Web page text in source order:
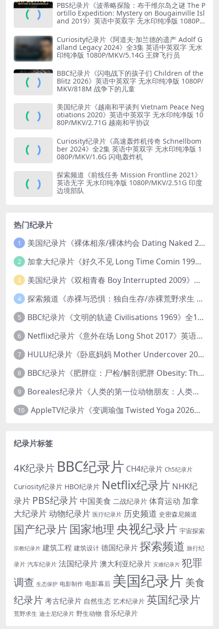
PBS纪录片《波蒂略探险：布干维尔岛之谜 The P
ortillo Expedition: Mystery on Bougainville Isl
and 2019》英语中英双字 无水印纯净版 1080P/
Curiosity纪录片《阿道夫·加兰德的遗产 Adolf G
alland Legacy 2024》全3集 英语中英双字 无水
印纯净版 1080P/MKV/5.14G 王牌飞行员
BBC纪录片《闪电战下的孩子们 Children of the
Blitz 2026》英语中英双字 无水印纯净版 1080P/
MKV/818M 战争下的儿童
美国纪录片《越南和平谈判 Vietnam Peace Neg
otiations 2020》英语中英双字 无水印纯净版 10
80P/MKV/2.71G 越南和平协议
Curiosity纪录片《高速轰炸机传奇 Schnellbom
ber 2024》全2集 英语中英双字 无水印纯净版 1
080P/MKV/1.6G 闪电轰炸机
探索频道《前线任务 Mission Frontline 2021》
英语无字 无水印纯净版 1080P/MKV/2.51G 印度
边境部队
热门纪录片
1 美国纪录片《裸体相亲/裸体约会 Dating Naked 2014-2016》第1-3季全33集 英语中英双字 无水印纯净版 1080P/MKV/85.6G 裸体相亲真人秀
2 加拿大纪录片《好久不见 Long Time Comin 1993》英语中英双字 官方纯净版 1080P/MKV/1G 女同性艺术家
3 美国纪录片《双相青春 Boy Interrupted 2009》英语中英双字 官方纯净版 1080P/MKV/1.43G 青少年躁郁症
4 探索频道《赤裸与恐惧：独自生存/赤裸荒野求生 Naked and Afraid: Solo 2023》第一季全8集 英语中英双字 官方纯净版 高码1080P/MKV/45.4G
5 BBC纪录片《文明的轨迹 Civilisations 1969》全13集 英语中英双字 高清收藏版 1080P/MKV/64.1G 西方艺术史话
6 Netflix纪录片《意外在场 Long Shot 2017》英语中字 720P/NKV/1.06GB 美国谋杀误判案件
7 HULU纪录片《卧底妈妈 Mother Undercover 2023》全4集 英语中英双字 官方纯净版 1080P/MKV/7.6G 拯救孩子
8 BBC纪录片《肥胖症：尸检/解剖肥胖 Obesity: The Post Mortem 2016》英语中英双字 无水印纯净版 1080P/MKV/1.03G
9 Boreales纪录片《人类的第一位动物朋友：人类和狗的神奇故事 Man’s First Friend 2018》英语中英双字 1080P/MP4/1.8G 狗的神奇故事
10 AppleTV纪录片《变调瑜伽 Twisted Yoga 2026》全3集 英语中英双字 无水印纯净版 1080P/MKV/10G 瑜伽大师背后的真相
纪录片标签
4K纪录片 BBC纪录片 CH4纪录片 Ch5纪录片
Curiosity纪录片 HBO纪录片 Netflix纪录片 NHK纪
录片 PBS纪录片 中国美食 二战纪录片 体育运动 加拿
大纪录片动物纪录片 医疗纪录片 历史频道 史密森尼频道
国产纪录片 国家地理 央视纪录片 宇宙探索
宗教纪录片 建筑工程 建筑设计 德国纪录片 探索频道 旅行纪
录片 汽车纪录片 法国纪录片 澳大利亚纪录片 灾难纪录片 犯罪
调查 生态保护 电影制作 电影幕后 美国纪录片 美食
纪录片考古纪录片 自然生态 艺术纪录片 英国纪录片
荒野求生 迪士尼纪录片 野生动物 音乐纪录片